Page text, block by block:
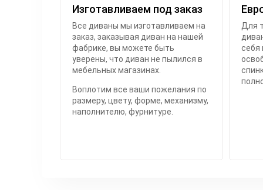
Изготавливаем под заказ
Все диваны мы изготавливаем на
заказ, заказывая диван на нашей
фабрике, вы можете быть
уверены, что диван не пылился в
мебельных магазинах.
Воплотим все ваши пожелания по
размеру, цвету, форме, механизму,
наполнителю, фурнитуре.
Для
себя